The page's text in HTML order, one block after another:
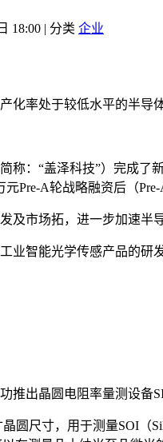
18:00 | 分类 企业
化率处于较低水平的半导
称：“盖泽科技”）完成
Pre-A轮战略融资后（
及市场拓，进一步加速半
业智能光学传感产品的研
推出晶圆电阻率量测设备
圆尺寸，用于测量SOI